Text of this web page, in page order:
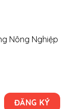
Nông Nghiệp
ĐĂNG KÝ